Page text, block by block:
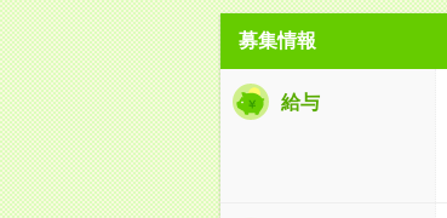
募集情報
給与